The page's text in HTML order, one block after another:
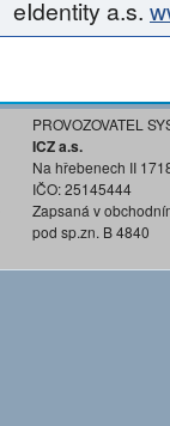
eIdentity a.s.
PROVOZOVATEL
ICZ a.s.
Na hřebenech II
IČO: 25145444
Zapsaná v
pod sp.zn. B 4840